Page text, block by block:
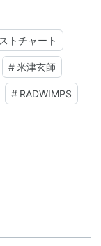
トチャート
# 米津玄師
# RADWIMPS